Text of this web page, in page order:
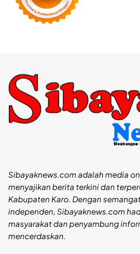
Sibayaknews.com adalah media
menyajikan berita terkini dan
Kabupaten Karo. Dengan
independen, Sibayaknews.com
masyarakat dan penyambung
mencerdaskan.